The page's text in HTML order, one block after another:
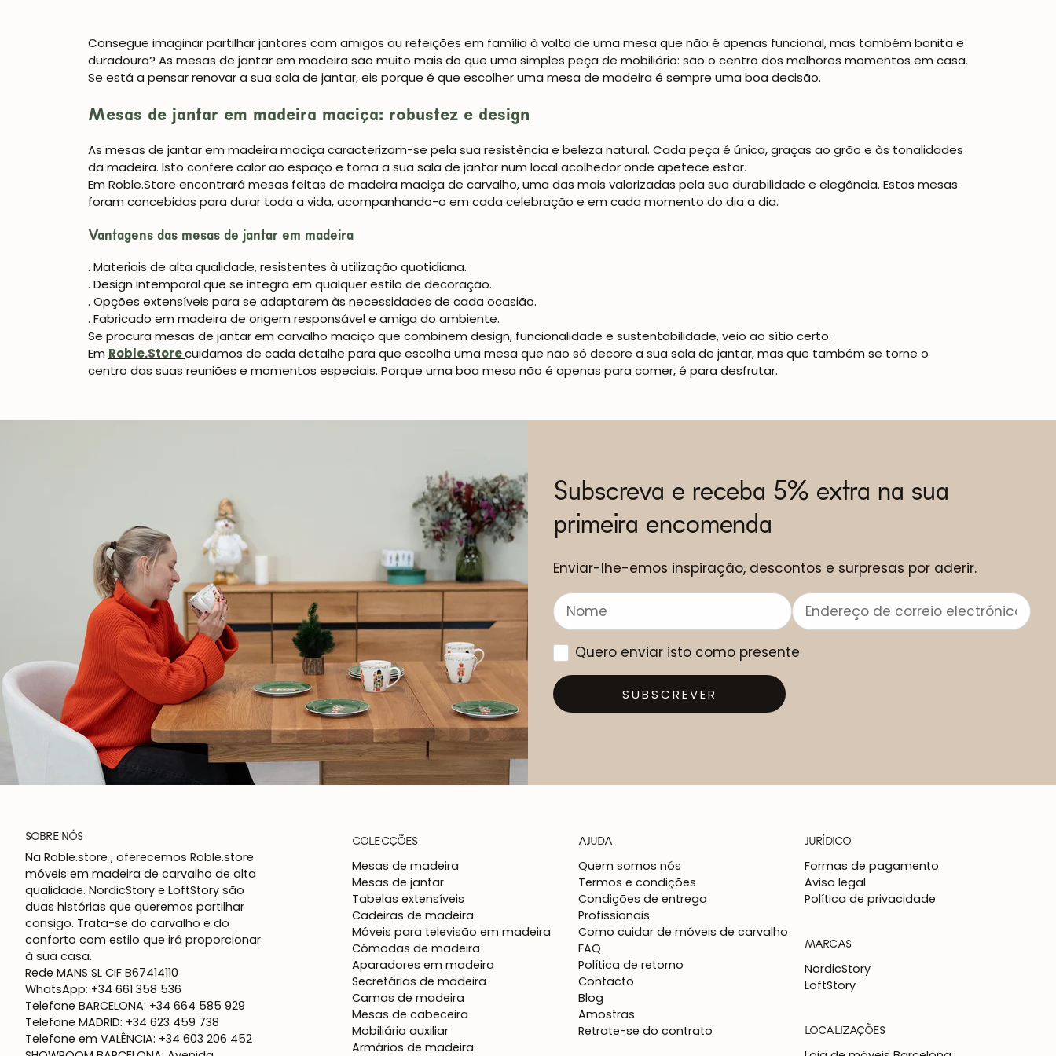
Mauritz NordicStory
Milan NordicStory
Regal NordicStory
Runa NordicStory
Consegue imaginar partilhar jantares com amigos ou refeições em família à volta de uma mesa que não é apenas funcional, mas também bonita e
duradoura? As mesas de jantar em madeira são muito mais do que uma simples peça de mobiliário: são o centro dos melhores momentos em casa.
Se está a pensar renovar a sua sala de jantar, eis porque é que escolher uma mesa de madeira é sempre uma boa decisão.
Mesas de jantar em madeira maciça: robustez e design
As mesas de jantar em madeira maciça caracterizam-se pela sua resistência e beleza natural. Cada peça é única, graças ao grão e às tonalidades
da madeira. Isto confere calor ao espaço e torna a sua sala de jantar num local acolhedor onde apetece estar.
Em Roble.Store encontrará mesas feitas de madeira maciça de carvalho, uma das mais valorizadas pela sua durabilidade e elegância. Estas mesas
foram concebidas para durar toda a vida, acompanhando-o em cada celebração e em cada momento do dia a dia.
Vantagens das mesas de jantar em madeira
. Materiais de alta qualidade, resistentes à utilização quotidiana.
. Design intemporal que se integra em qualquer estilo de decoração.
. Opções extensíveis para se adaptarem às necessidades de cada ocasião.
. Fabricado em madeira de origem responsável e amiga do ambiente.
Se procura mesas de jantar em carvalho maciço que combinem design, funcionalidade e sustentabilidade, veio ao sítio certo.
Em Roble.Storecuidamos de cada detalhe para que escolha uma mesa que não só decore a sua sala de jantar, mas que também se torne o
centro das suas reuniões e momentos especiais. Porque uma boa mesa não é apenas para comer, é para desfrutar.
Subscreva e receba 5% extra na sua
primeira encomenda
Enviar-lhe-emos inspiração, descontos e surpresas por aderir.
Quero enviar isto como presente
SUBSCREVER
SOBRE NÓS
Na Roble.store , oferecemos Roble.store
móveis em madeira de carvalho de alta
qualidade. NordicStory e LoftStory são
duas histórias que queremos partilhar
consigo. Trata-se do carvalho e do
conforto com estilo que irá proporcionar
à sua casa.
Rede MANS SL CIF B67414110
WhatsApp: +34 661 358 536
Telefone BARCELONA: +34 664 585 929
Telefone MADRID: +34 623 459 738
Telefone em VALÊNCIA: +34 603 206 452
COLECÇÕES
Mesas de madeira
Mesas de jantar
Tabelas extensíveis
Cadeiras de madeira
Móveis para televisão em madeira
Cómodas de madeira
Aparadores em madeira
Secretárias de madeira
Camas de madeira
Mesas de cabeceira
Mobiliário auxiliar
Armários de madeira
AJUDA
Quem somos nós
Termos e condições
Condições de entrega
Profissionais
Como cuidar de móveis de carvalho
FAQ
Política de retorno
Contacto
Blog
Amostras
Retrate-se do contrato
JURÍDICO
Formas de pagamento
Aviso legal
Política de privacidade
MARCAS
NordicStory
LoftStory
LOCALIZAÇÕES